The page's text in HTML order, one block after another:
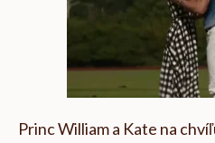
Princ William a Kate na